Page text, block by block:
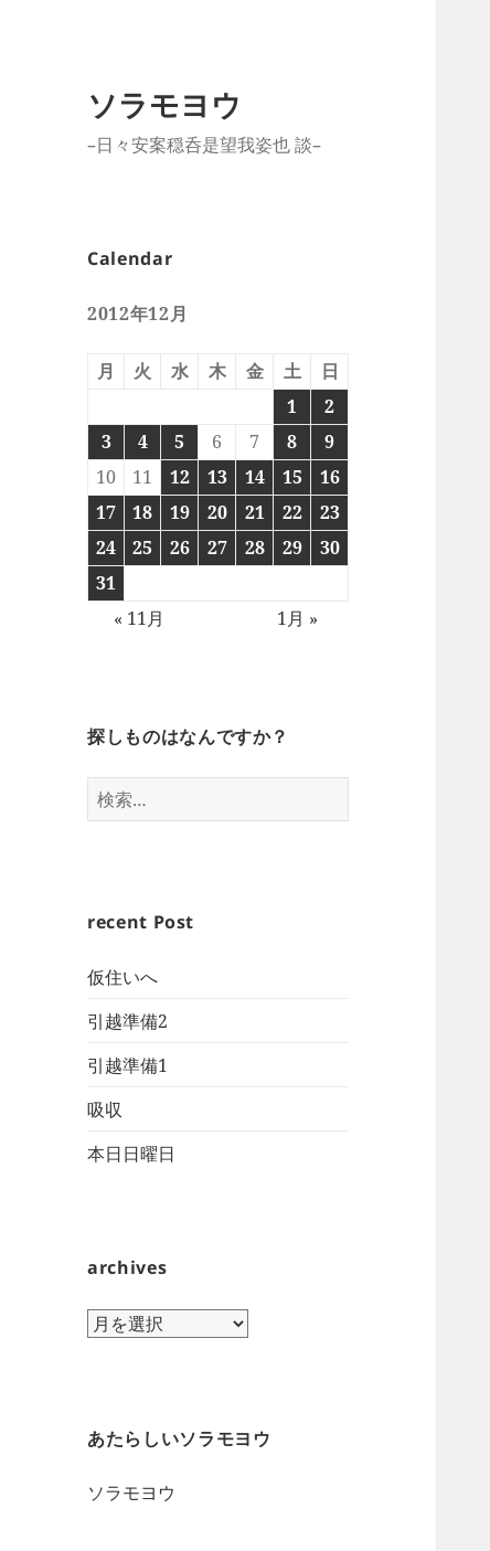
ソラモヨウ
–日々安案穏呑是望我姿也 談–
Calendar
2012年12月
月 火 水 木 金 土
日
1
2
3
4 5 6 7 8
9
10
11 12 13 14 15
16
17
18 19 20 21 22
23
24
25 26 27 28 29
30
31
« 11月
1月 »
探しものはなんですか？
検
索:
recent Post
仮住いへ
引越準備2
引越準備1
吸収
本日日曜日
archives
archives
あたらしいソラモヨウ
ソラモヨウ